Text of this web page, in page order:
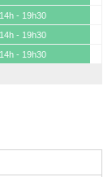
14h - 19h30
14h - 19h30
14h - 19h30